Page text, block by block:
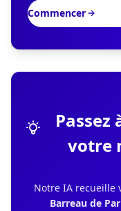
Commencer
Passez
votre
Notre IA recueille
Barreau de